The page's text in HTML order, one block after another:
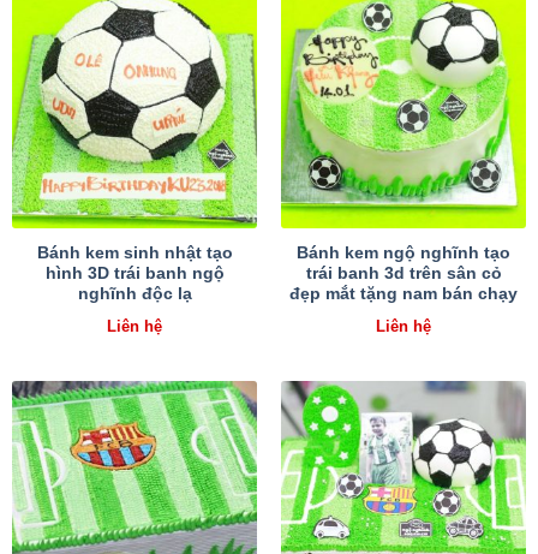
Bánh kem sinh nhật tạo
hình 3D trái banh ngộ
nghĩnh độc lạ
Liên hệ
Bánh kem ngộ nghĩnh tạo
trái banh 3d trên sân cỏ
đẹp mắt tặng nam bán chạy
Liên hệ